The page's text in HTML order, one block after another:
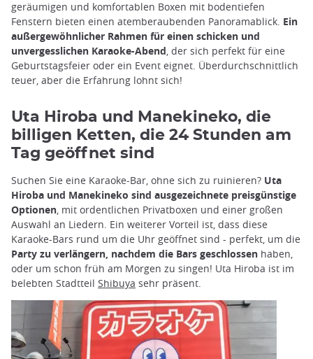
geräumigen und komfortablen Boxen mit bodentiefen
Fenstern bieten einen atemberaubenden Panoramablick. Ein
außergewöhnlicher Rahmen für einen schicken und
unvergesslichen Karaoke-Abend , der sich perfekt für eine
Geburtstagsfeier oder ein Event eignet. Überdurchschnittlich
teuer, aber die Erfahrung lohnt sich!
Uta Hiroba und Manekineko, die
billigen Ketten, die 24 Stunden am
Tag geöffnet sind
Suchen Sie eine Karaoke-Bar, ohne sich zu ruinieren? Uta
Hiroba und Manekineko sind ausgezeichnete preisgünstige
Optionen, mit ordentlichen Privatboxen und einer großen
Auswahl an Liedern. Ein weiterer Vorteil ist, dass diese
Karaoke-Bars rund um die Uhr geöffnet sind - perfekt, um die
Party zu verlängern, nachdem die Bars geschlossen haben,
oder um schon früh am Morgen zu singen! Uta Hiroba ist im
belebten Stadtteil Shibuya sehr präsent.